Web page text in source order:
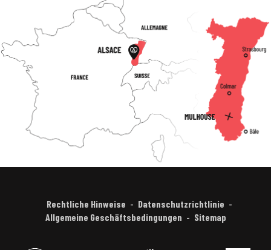
Rechtliche Hinweise
Datenschutzrichtlinie
Allgemeine Geschäftsbedingungen
Sitemap